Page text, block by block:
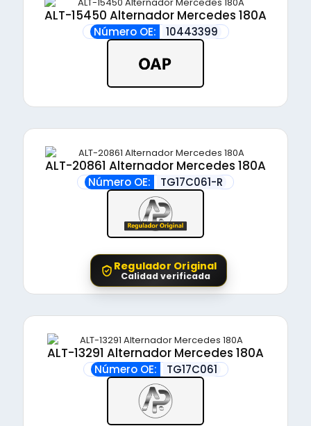
ALT-15450 Alternador Mercedes 180A
Número OE: 10443399
ALT-20861 Alternador Mercedes 180A
Número OE: TG17C061-R
Regulador Original
Calidad verificada
ALT-13291 Alternador Mercedes 180A
Número OE: TG17C061